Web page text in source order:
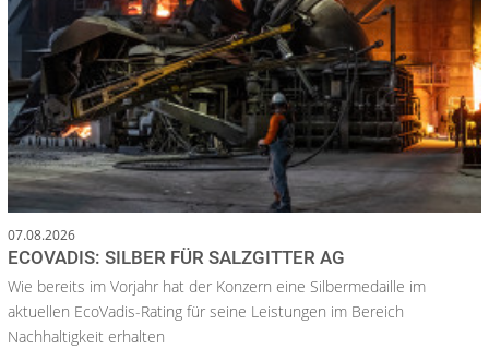
07.08.2026
ECOVADIS: SILBER FÜR SALZGITTER AG
Wie bereits im Vorjahr hat der Konzern eine Silbermedaille im
aktuellen EcoVadis-Rating für seine Leistungen im Bereich
Nachhaltigkeit erhalten